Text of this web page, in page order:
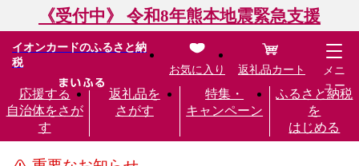
《受付中》 令和8年熊本地震緊急支援
イオンカードのふるさと納
税
応援する
自治体をさが
す
返礼品を
さがす
特集・
キャンペーン
ふるさと納税
を
はじめる
お気に入り 返礼品カート
メニ
ュー